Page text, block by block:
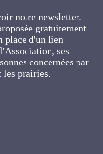
notre newsletter.
proposée
la mise en place
entre
et toutes les
les cultures